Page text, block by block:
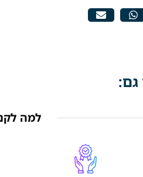
גם:
למה